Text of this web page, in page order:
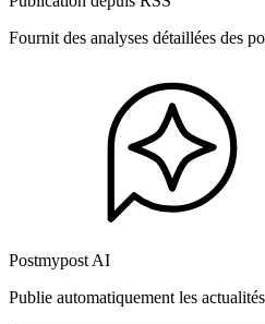
Fournit des analyses détaillées des
Postmypost AI
Publie automatiquement les